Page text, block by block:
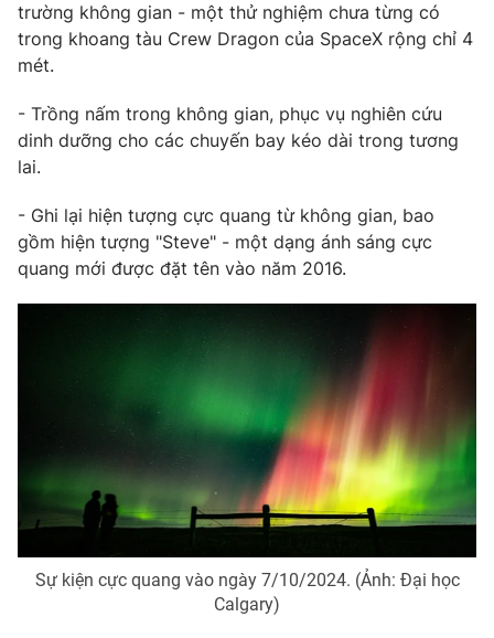
® Cấm sao chép dưới mọi hình thức nếu không có sự chấp
thuận bằng văn bản. Ghi rõ nguồn VTV.vn khi phát hành lại
thông tin từ website này.
trường không gian - một thử nghiệm chưa từng có
trong khoang tàu Crew Dragon của SpaceX rộng chỉ 4
mét.
- Trồng nấm trong không gian, phục vụ nghiên cứu
dinh dưỡng cho các chuyến bay kéo dài trong tương
lai.
- Ghi lại hiện tượng cực quang từ không gian, bao
gồm hiện tượng "Steve" - một dạng ánh sáng cực
quang mới được đặt tên vào năm 2016.
Sự kiện cực quang vào ngày 7/10/2024. (Ảnh: Đại học
Calgary)